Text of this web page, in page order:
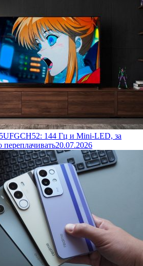
144 Гц и Mini-LED, за
20.07.2026